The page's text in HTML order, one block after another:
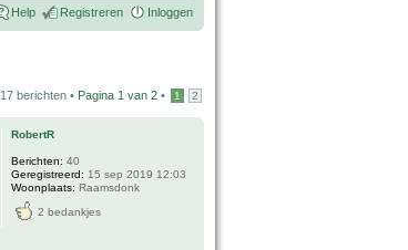
Help Registreren Inloggen
17 berichten • Pagina 1 van 2 • 1 2
RobertR
Berichten: 40
Geregistreerd: 15 sep 2019 12:03
Woonplaats: Raamsdonk
2 bedankjes